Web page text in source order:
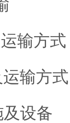
输方式
输方式
设备